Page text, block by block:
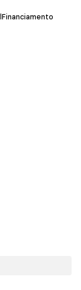
Financiamento